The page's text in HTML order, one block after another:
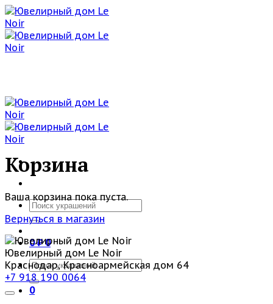
Skip
to
content
Искать:
0₽ 0
Искать:
0
Корзина
Ваша корзина пока пуста.
Вернуться в магазин
Ювелирный дом Le Noir
Краснодар, Красноармейская дом 64
+7 918 190 0064